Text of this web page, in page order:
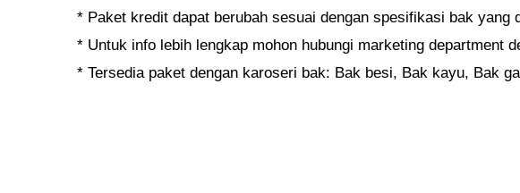
* Paket kredit dapat berubah sesuai dengan spesifikasi bak yang
* Untuk info lebih lengkap mohon hubungi marketing department
* Tersedia paket dengan karoseri bak: Bak besi, Bak kayu, Bak